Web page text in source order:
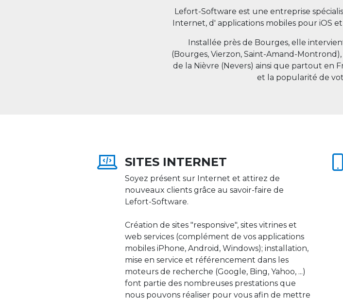
Lefort-Software est une entreprise
Internet, d' applications mobiles pour iOS
Installée près de Bourges, elle
(Bourges, Vierzon, Saint-Amand-
de la Nièvre (Nevers) ainsi que partout en
et la popularité de
SITES INTERNET
Soyez présent sur Internet et attirez de
nouveaux clients grâce au savoir-faire de
Lefort-Software.
Création de sites "responsive", sites vitrines et
web services (complément de vos applications
mobiles iPhone, Android, Windows); installation,
mise en service et référencement dans les
moteurs de recherche (Google, Bing, Yahoo, ...)
font partie des nombreuses prestations que
nous pouvons réaliser pour vous afin de mettre